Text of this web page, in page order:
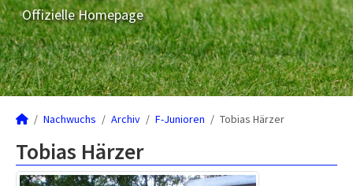
Offizielle Homepage
Nachwuchs Archiv F-Junioren Tobias Härzer
Tobias Härzer